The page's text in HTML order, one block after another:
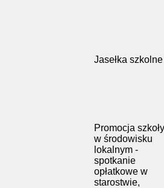
Jasełka szkolne
Promocja szkoły
w środowisku
lokalnym -
spotkanie
opłatkowe w
starostwie,